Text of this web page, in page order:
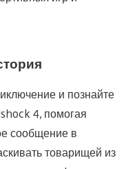
и познайте
4, помогая
сообщение в
товарищей из